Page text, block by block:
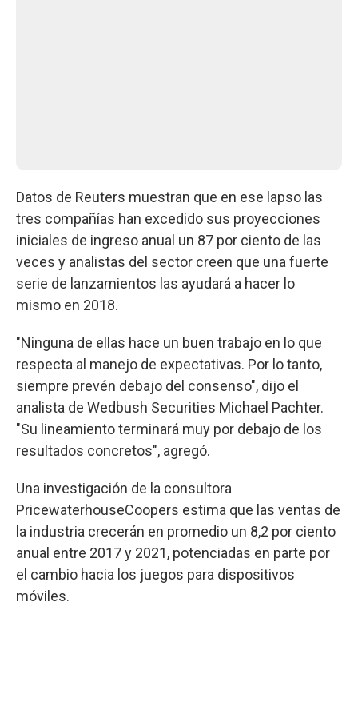
Datos de Reuters muestran que en ese lapso las
tres compañías han excedido sus proyecciones
iniciales de ingreso anual un 87 por ciento de las
veces y analistas del sector creen que una fuerte
serie de lanzamientos las ayudará a hacer lo
mismo en 2018.
"Ninguna de ellas hace un buen trabajo en lo que
respecta al manejo de expectativas. Por lo tanto,
siempre prevén debajo del consenso", dijo el
analista de Wedbush Securities Michael Pachter.
"Su lineamiento terminará muy por debajo de los
resultados concretos", agregó.
Una investigación de la consultora
PricewaterhouseCoopers estima que las ventas de
la industria crecerán en promedio un 8,2 por ciento
anual entre 2017 y 2021, potenciadas en parte por
el cambio hacia los juegos para dispositivos
móviles.